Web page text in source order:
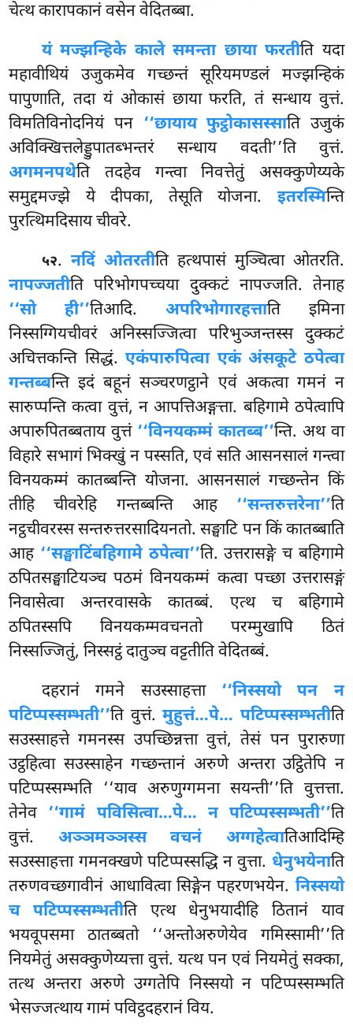
चेत्थ कारापकानं वसेन वेदितब्बा.
यं मज्झन्हिके काले समन्ता छाया फरतीति यदा
महावीथियं उजुकमेव गच्छन्तं सूरियमण्डलं मज्झन्हिकं
पापुणाति, तदा यं ओकासं छाया फरति, तं सन्धाय वुत्तं.
विमतिविनोदनियं पन ‘‘छायाय फुट्ठोकासस्साति उजुकं
अविक्खित्तलेड्डुपातब्भन्तरं सन्धाय वदती’’ति वुत्तं.
अगमनपथेति तदहेव गन्त्वा निवत्तेतुं असक्कुणेय्यके
समुद्दमज्झे ये दीपका, तेसूति योजना. इतरस्मिन्ति
पुरत्थिमदिसाय चीवरे.
५२. नदिं ओतरतीति हत्थपासं मुञ्चित्वा ओतरति.
नापज्जतीति परिभोगपच्चया दुक्कटं नापज्जति. तेनाह
‘‘सो ही’’तिआदि. अपरिभोगारहत्ताति इमिना
निस्सग्गियचीवरं अनिस्सज्जित्वा परिभुञ्जन्तस्स दुक्कटं
अचित्तकन्ति सिद्धं.एकंपारुपित्वा एकं अंसकूटे ठपेत्वा
गन्तब्बन्ति इदं बहूनं सञ्चरणट्ठाने एवं अकत्वा गमनं न
सारुप्पन्ति कत्वा वुत्तं, न आपत्तिअङ्गत्ता. बहिगामे ठपेत्वापि
अपारुपितब्बताय वुत्तं ‘‘विनयकम्मं कातब्ब’’न्ति. अथ वा
विहारे सभागं भिक्खुं न पस्सति, एवं सति आसनसालं गन्त्वा
विनयकम्मं कातब्बन्ति योजना. आसनसालं गच्छन्तेन किं
तीहि चीवरेहि गन्तब्बन्ति आह ‘‘सन्तरुत्तरेना’’ति
नट्ठचीवरस्स सन्तरुत्तरसादियनतो. सङ्घाटि पन किं कातब्बाति
आह ‘‘सङ्घाटिंबहिगामे ठपेत्वा’’ति. उत्तरासङ्गे च बहिगामे
ठपितसङ्घाटियञ्च पठमं विनयकम्मं कत्वा पच्छा उत्तरासङ्गं
निवासेत्वा अन्तरवासके कातब्बं. एत्थ च बहिगामे
ठपितस्सपि विनयकम्मवचनतो परम्मुखापि ठितं
निस्सज्जितुं, निस्सट्ठं दातुञ्च वट्टतीति वेदितब्बं.
दहरानं गमने सउस्साहत्ता ‘‘निस्सयो पन न
पटिप्पस्सम्भती’’ति वुत्तं.मुहुत्तं…पे… पटिप्पस्सम्भतीति
सउस्साहत्ते गमनस्स उपच्छिन्नत्ता वुत्तं, तेसं पन पुरारुणा
उट्ठहित्वा सउस्साहेन गच्छन्तानं अरुणे अन्तरा उट्ठितेपि न
पटिप्पस्सम्भति ‘‘याव अरुणुग्गमना सयन्ती’’ति वुत्तत्ता.
तेनेव ‘‘गामं पविसित्वा…पे… न पटिप्पस्सम्भती’’ति
वुत्तं. अञ्ञमञ्ञस्स वचनं अग्गहेत्वातिआदिम्हि
सउस्साहत्ता गमनक्खणे पटिप्पस्सद्धि न वुत्ता. धेनुभयेनाति
तरुणवच्छगावीनं आधावित्वा सिङ्गेन पहरणभयेन. निस्सयो
च पटिप्पस्सम्भतीति एत्थ धेनुभयादीहि ठितानं याव
भयवूपसमा ठातब्बतो ‘‘अन्तोअरुणेयेव गमिस्सामी’’ति
नियमेतुं असक्कुणेय्यत्ता वुत्तं. यत्थ पन एवं नियमेतुं सक्का,
तत्थ अन्तरा अरुणे उग्गतेपि निस्सयो न पटिप्पस्सम्भति
भेसज्जत्थाय गामं पविट्ठदहरानं विय.